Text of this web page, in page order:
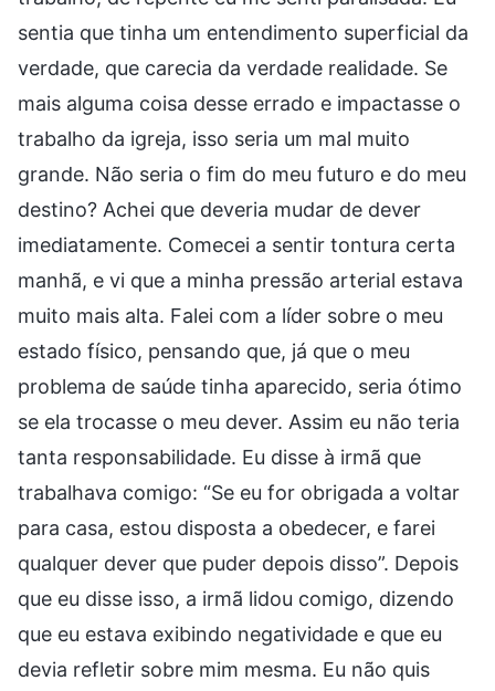
sentia que tinha um entendimento superficial da
verdade, que carecia da verdade realidade. Se
mais alguma coisa desse errado e impactasse o
trabalho da igreja, isso seria um mal muito
grande. Não seria o fim do meu futuro e do meu
destino? Achei que deveria mudar de dever
imediatamente. Comecei a sentir tontura certa
manhã, e vi que a minha pressão arterial estava
muito mais alta. Falei com a líder sobre o meu
estado físico, pensando que, já que o meu
problema de saúde tinha aparecido, seria ótimo
se ela trocasse o meu dever. Assim eu não teria
tanta responsabilidade. Eu disse à irmã que
trabalhava comigo: “Se eu for obrigada a voltar
para casa, estou disposta a obedecer, e farei
qualquer dever que puder depois disso”. Depois
que eu disse isso, a irmã lidou comigo, dizendo
que eu estava exibindo negatividade e que eu
devia refletir sobre mim mesma. Eu não quis